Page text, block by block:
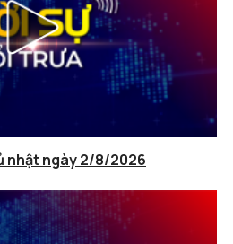
nhật ngày 2/8/2026